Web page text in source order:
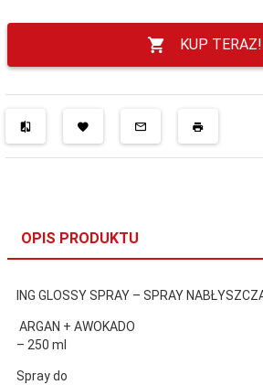
KUP TERAZ!
OPIS PRODUKTU
ING GLOSSY SPRAY – SPRAY
ARGAN + AWOKADO
– 250 ml
Spray do